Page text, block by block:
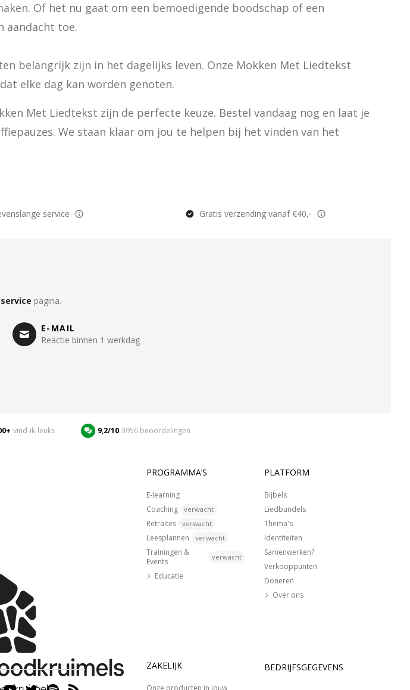
Of het nu gaat om een bemoedigende boodschap of een
aandacht toe.
belangrijk zijn in het dagelijks leven. Onze Mokken Met Liedtekst
elke dag kan worden genoten.
Met Liedtekst zijn de perfecte keuze. Bestel vandaag nog en laat je
We staan klaar om jou te helpen bij het vinden van het
service Gratis verzending vanaf €40,-
service pagina.
E-MAIL
Reactie binnen 1 werkdag
vind-ik-leuks 9,2/10 3956 beoordelingen
PROGRAMMA’S
E-learning
Coaching
verwacht
Retraites verwacht
Leesplannen verwacht
Trainingen &
Events
verwacht
Educatie
PLATFORM
Bijbels
Liedbundels
Thema's
Identiteiten
Samenwerken?
Verkooppunten
Doneren
Over ons
ZAKELIJK
Onze producten in jouw
BEDRIJFSGEGEVENS